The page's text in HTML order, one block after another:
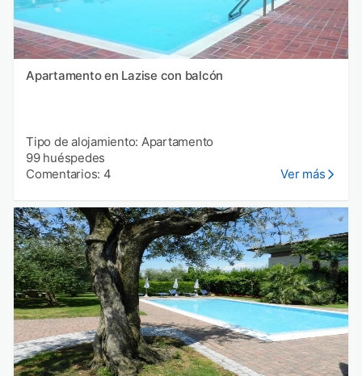
Apartamento en Lazise con balcón
Tipo de alojamiento: Apartamento
99 huéspedes
Comentarios: 4
Ver más